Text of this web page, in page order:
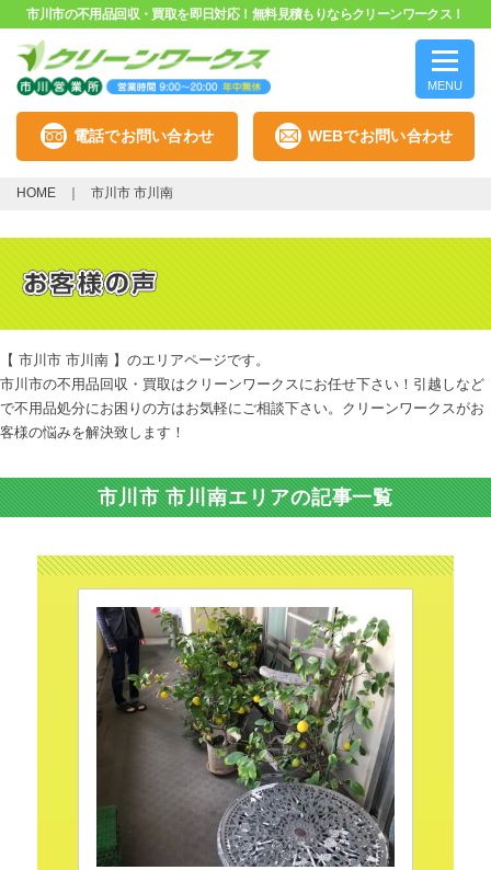
市川市の不用品回収・買取を即日対応！無料見積もりならクリーンワークス！
MENU
電話でお問い合わせ WEBでお問い合わせ
HOME 市川市 市川南
【 市川市 市川南 】のエリアページです。
市川市の不用品回収・買取はクリーンワークスにお任せ下さい！引越しなど
で不用品処分にお困りの方はお気軽にご相談下さい。クリーンワークスがお
客様の悩みを解決致します！
市川市 市川南エリアの記事一覧